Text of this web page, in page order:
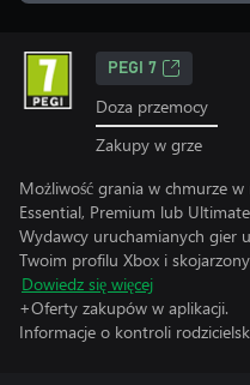
PEGI 7
Doza przemocy
Zakupy w grze
Możliwość grania w chmurze
Essential, Premium lub
Wydawcy uruchamianych gier
Twoim profilu Xbox i
Dowiedz się więcej
+Oferty zakupów w aplikacji.
Informacje o kontroli